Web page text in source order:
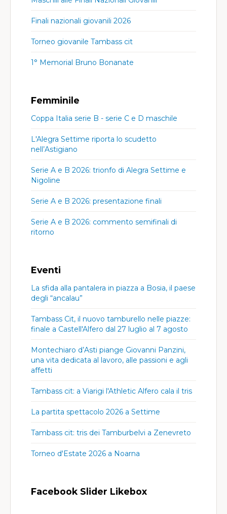
Finali nazionali giovanili 2026
Torneo giovanile Tambass cit
1° Memorial Bruno Bonanate
Femminile
Coppa Italia serie B - serie C e D maschile
L'Alegra Settime riporta lo scudetto
nell’Astigiano
Serie A e B 2026: trionfo di Alegra Settime e
Nigoline
Serie A e B 2026: presentazione finali
Serie A e B 2026: commento semifinali di
ritorno
Eventi
La sfida alla pantalera in piazza a Bosia, il paese
degli “ancalau”
Tambass Cit, il nuovo tamburello nelle piazze:
finale a Castell'Alfero dal 27 luglio al 7 agosto
Montechiaro d’Asti piange Giovanni Panzini,
una vita dedicata al lavoro, alle passioni e agli
affetti
Tambass cit: a Viarigi l'Athletic Alfero cala il tris
La partita spettacolo 2026 a Settime
Tambass cit: tris dei Tamburbelvi a Zenevreto
Torneo d'Estate 2026 a Noarna
Facebook Slider Likebox